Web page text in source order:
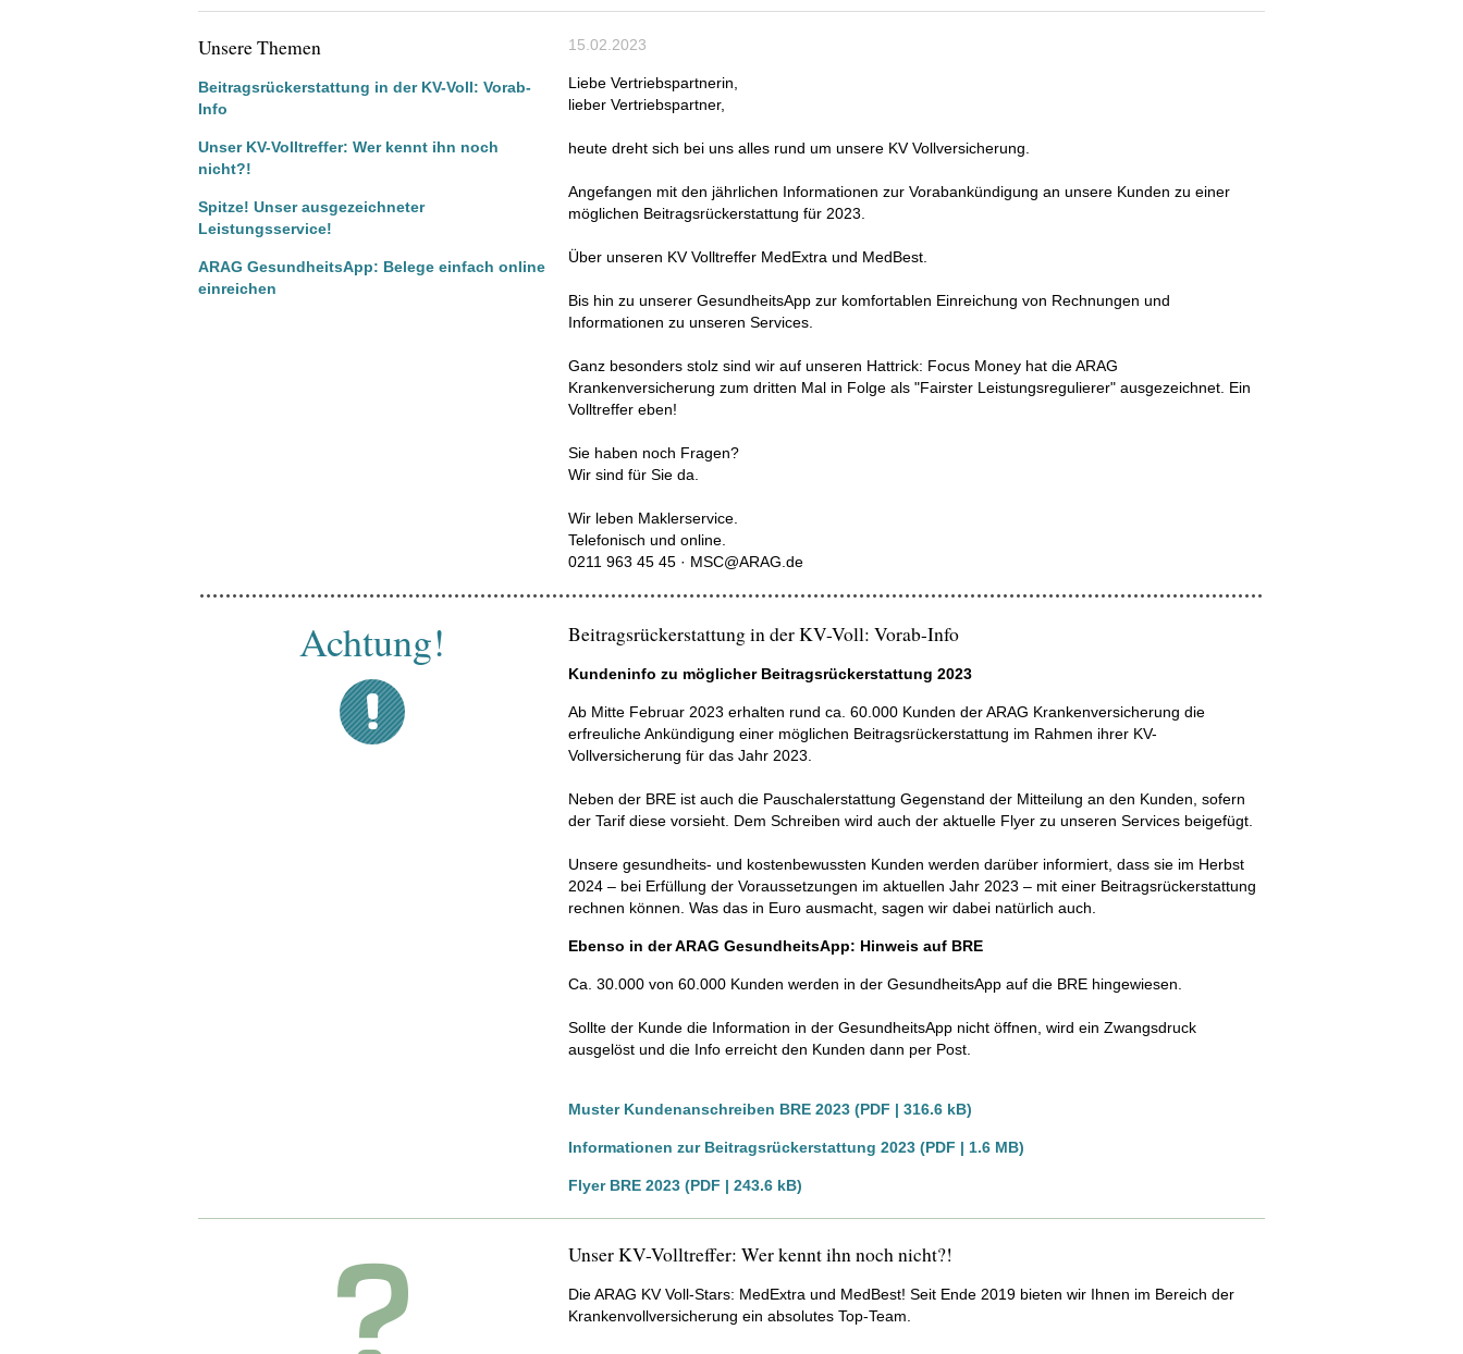
Unsere Themen
Beitragsrückerstattung in der KV-Voll: Vorab-
Info
Unser KV-Volltreffer: Wer kennt ihn noch
nicht?!
Spitze! Unser ausgezeichneter
Leistungsservice!
ARAG GesundheitsApp: Belege einfach online
einreichen
15.02.2023
Liebe Vertriebspartnerin,
lieber Vertriebspartner,
heute dreht sich bei uns alles rund um unsere KV Vollversicherung.
Angefangen mit den jährlichen Informationen zur Vorabankündigung an unsere Kunden zu einer
möglichen Beitragsrückerstattung für 2023.
Über unseren KV Volltreffer MedExtra und MedBest.
Bis hin zu unserer GesundheitsApp zur komfortablen Einreichung von Rechnungen und
Informationen zu unseren Services.
Ganz besonders stolz sind wir auf unseren Hattrick: Focus Money hat die ARAG
Krankenversicherung zum dritten Mal in Folge als "Fairster Leistungsregulierer" ausgezeichnet. Ein
Volltreffer eben!
Sie haben noch Fragen?
Wir sind für Sie da.
Wir leben Maklerservice.
Telefonisch und online.
0211 963 45 45 · MSC@ARAG.de
Achtung! Beitragsrückerstattung in der KV-Voll: Vorab-Info
Kundeninfo zu möglicher Beitragsrückerstattung 2023
Ab Mitte Februar 2023 erhalten rund ca. 60.000 Kunden der ARAG Krankenversicherung die
erfreuliche Ankündigung einer möglichen Beitragsrückerstattung im Rahmen ihrer KV-
Vollversicherung für das Jahr 2023.
Neben der BRE ist auch die Pauschalerstattung Gegenstand der Mitteilung an den Kunden, sofern
der Tarif diese vorsieht. Dem Schreiben wird auch der aktuelle Flyer zu unseren Services beigefügt.
Unsere gesundheits- und kostenbewussten Kunden werden darüber informiert, dass sie im Herbst
2024 – bei Erfüllung der Voraussetzungen im aktuellen Jahr 2023 – mit einer Beitragsrückerstattung
rechnen können. Was das in Euro ausmacht, sagen wir dabei natürlich auch.
Ebenso in der ARAG GesundheitsApp: Hinweis auf BRE
Ca. 30.000 von 60.000 Kunden werden in der GesundheitsApp auf die BRE hingewiesen.
Sollte der Kunde die Information in der GesundheitsApp nicht öffnen, wird ein Zwangsdruck
ausgelöst und die Info erreicht den Kunden dann per Post.
Muster Kundenanschreiben BRE 2023 (PDF | 316.6 kB)
Informationen zur Beitragsrückerstattung 2023 (PDF | 1.6 MB)
Flyer BRE 2023 (PDF | 243.6 kB)
Unser KV-Volltreffer: Wer kennt ihn noch nicht?!
Die ARAG KV Voll-Stars: MedExtra und MedBest! Seit Ende 2019 bieten wir Ihnen im Bereich der
Krankenvollversicherung ein absolutes Top-Team.